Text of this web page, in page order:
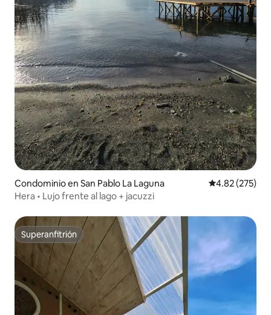
Condominio en San Pablo La Laguna Calificación
4.82 (275)
Hera • Lujo frente al lago + jacuzzi
Superanfitrión
Superanfitrión